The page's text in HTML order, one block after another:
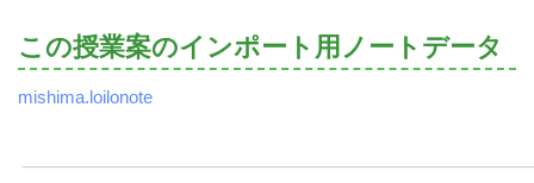
この授業案のインポート用ノートデータ
mishima.loilonote